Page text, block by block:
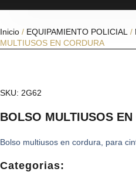
Inicio / EQUIPAMIENTO POLICIAL /
MULTIUSOS EN CORDURA
SKU: 2G62
BOLSO MULTIUSOS EN
Bolso multiusos en cordura, para
Categorias: